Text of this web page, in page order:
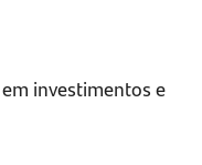
investimentos e